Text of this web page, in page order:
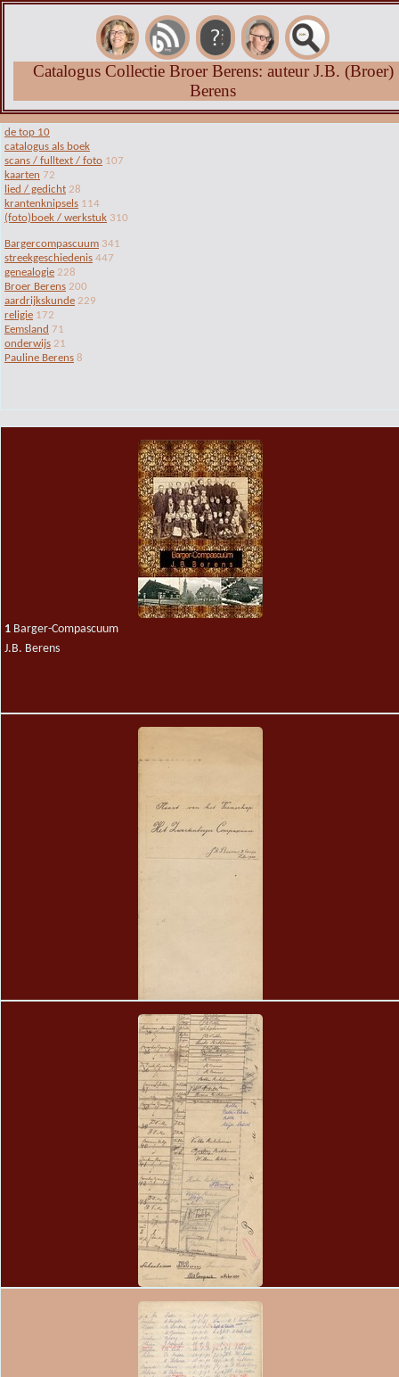
Catalogus Collectie Broer Berens: auteur J.B. (Broer)
Berens
de top 10
catalogus als boek
scans / fulltext / foto 107
kaarten 72
lied / gedicht 28
krantenknipsels 114
(foto)boek / werkstuk 310
Bargercompascuum 341
streekgeschiedenis 447
genealogie 228
Broer Berens 200
aardrijkskunde 229
religie 172
Eemsland 71
onderwijs 21
Pauline Berens 8
1 Barger-Compascuum
J.B. Berens
Kaart van het Veenschap Het Zwartenberger Compascuum
kaart veenplaats 28-43 Barger-Compascuum, 1-2 Zwartemeer, en het
Hebelermeerse Compascuum